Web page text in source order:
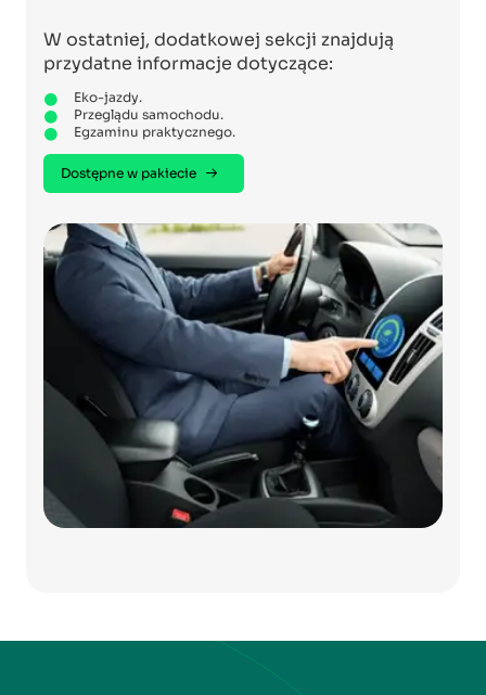
W ostatniej, dodatkowej sekcji znajdują
przydatne informacje dotyczące:
Eko-jazdy.
Przeglądu samochodu.
Egzaminu praktycznego.
Dostępne w pakiecie